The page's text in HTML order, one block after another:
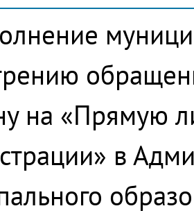
на «Прямую
в